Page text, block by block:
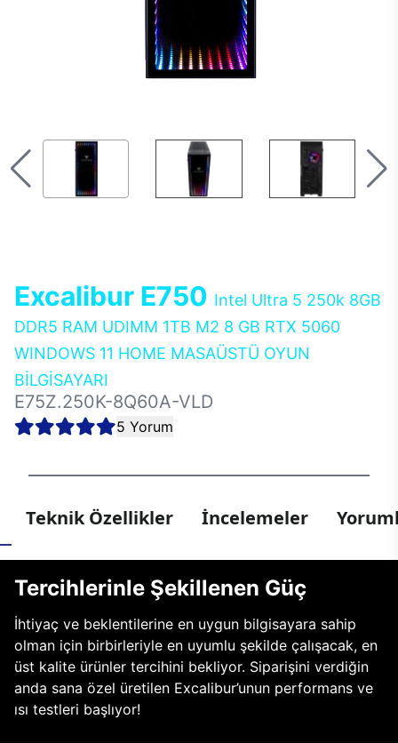
Excalibur E750 Intel Ultra 5 250k 8GB
DDR5 RAM UDIMM 1TB M2 8 GB RTX 5060
WINDOWS 11 HOME MASAÜSTÜ OYUN
BİLGİSAYARI
E75Z.250K-8Q60A-VLD
5 Yorum
Teknik Özellikler İncelemeler
Tercihlerinle Şekillenen Güç
İhtiyaç ve beklentilerine en uygun bilgisayara sahip
olman için birbirleriyle en uyumlu şekilde çalışacak, en
üst kalite ürünler tercihini bekliyor. Siparişini verdiğin
anda sana özel üretilen Excalibur’unun performans ve
ısı testleri başlıyor!